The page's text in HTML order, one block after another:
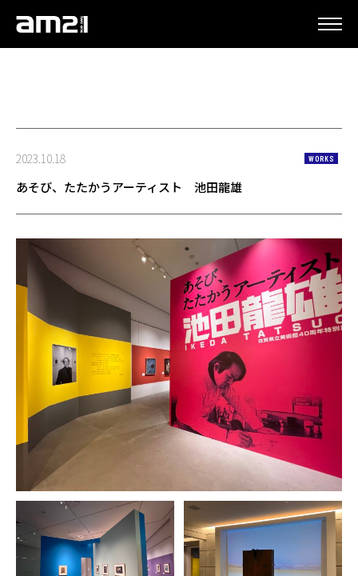
2023.10.18 WORKS
あそび、たたかうアーティスト 池田龍雄